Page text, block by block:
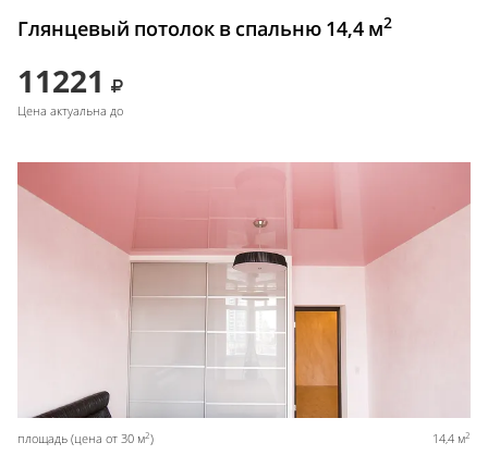
Глянцевый потолок в спальню 14,4 м2
11221
Цена актуальна до
площадь (цена от 30 м2) 14,4 м2